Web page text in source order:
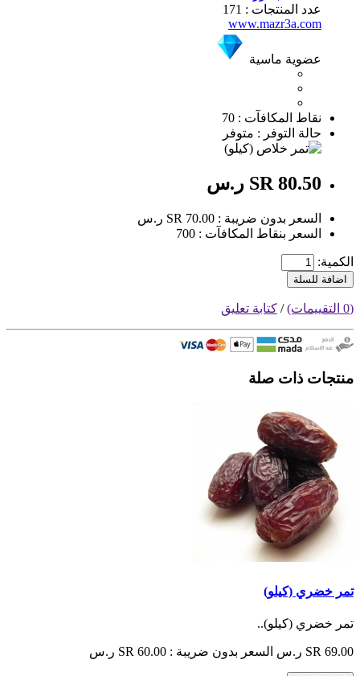
عدد المنتجات : 171
www.mazr3a.com
عضوية ماسية
نقاط المكافآت : 70
حالة التوفر : متوفر
SR 80.50 ر.س
السعر بدون ضريبة : SR 70.00 ر.س
السعر بنقاط المكافآت : 700
الكمية:
اضافة للسلة
(0 التقييمات) / كتابة تعليق
منتجات ذات صلة
تمر خضري (كيلو)
تمر خضري (كيلو)..
SR 69.00 ر.س السعر بدون ضريبة : SR 60.00 ر.س